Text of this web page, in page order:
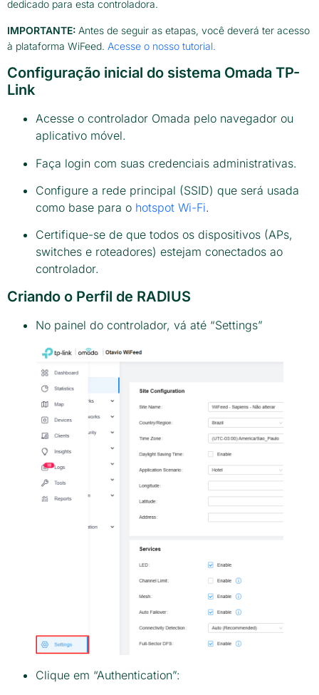
dedicado para esta controladora.
IMPORTANTE: Antes de seguir as etapas, você deverá ter acesso
à plataforma WiFeed. Acesse o nosso tutorial.
Configuração inicial do sistema Omada TP-
Link
Acesse o controlador Omada pelo navegador ou
aplicativo móvel.
Faça login com suas credenciais administrativas.
Configure a rede principal (SSID) que será usada
como base para o hotspot Wi-Fi.
Certifique-se de que todos os dispositivos (APs,
switches e roteadores) estejam conectados ao
controlador.
Criando o Perfil de RADIUS
No painel do controlador, vá até “Settings”
Clique em “Authentication”: